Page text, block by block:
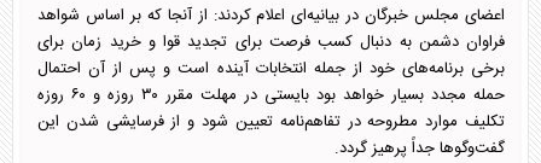
اعضای مجلس خبرگان در بیانیه‌ای اعلام کردند: از آنجا که بر اساس شواهد
فراوان دشمن به دنبال کسب فرصت برای تجدید قوا و خرید زمان برای
برخی برنامه‌های خود از جمله انتخابات آینده است و پس از آن احتمال
حمله مجدد بسیار خواهد بود بایستی در مهلت مقرر ۳۰ روزه و ۶۰ روزه
تکلیف موارد مطروحه در تفاهم‌نامه تعیین شود و از فرسایشی شدن این
گفت‌و‌گو‌ها جداً پرهیز گردد.